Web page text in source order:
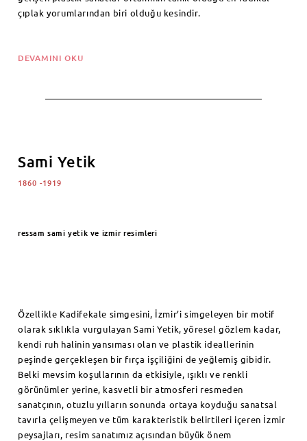
çıplak yorumlarından biri olduğu kesindir.
DEVAMINI OKU
Sami Yetik
1860 -1919
ressam sami yetik ve izmir resimleri
Özellikle Kadifekale simgesini, İzmir’i simgeleyen bir motif
olarak sıklıkla vurgulayan Sami Yetik, yöresel gözlem kadar,
kendi ruh halinin yansıması olan ve plastik ideallerinin
peşinde gerçekleşen bir fırça işçiliğini de yeğlemiş gibidir.
Belki mevsim koşullarının da etkisiyle, ışıklı ve renkli
görünümler yerine, kasvetli bir atmosferi resmeden
sanatçının, otuzlu yılların sonunda ortaya koyduğu sanatsal
tavırla çelişmeyen ve tüm karakteristik belirtileri içeren İzmir
peysajları, resim sanatımız açısından büyük önem